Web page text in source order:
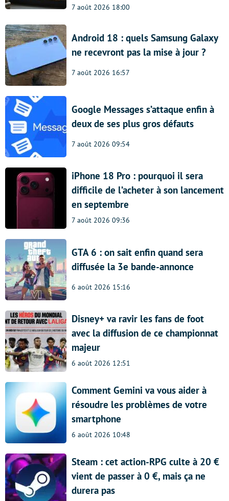
7 août 2026 18:00
Android 18 : quels Samsung Galaxy
ne recevront pas la mise à jour ?
7 août 2026 16:57
Google Messages s’attaque enfin à
deux de ses plus gros défauts
7 août 2026 09:54
iPhone 18 Pro : pourquoi il sera
difficile de l’acheter à son lancement
en septembre
7 août 2026 09:36
GTA 6 : on sait enfin quand sera
diffusée la 3e bande-annonce
6 août 2026 15:16
Disney+ va ravir les fans de foot
avec la diffusion de ce championnat
majeur
6 août 2026 12:51
Comment Gemini va vous aider à
résoudre les problèmes de votre
smartphone
6 août 2026 10:48
Steam : cet action-RPG culte à 20 €
vient de passer à 0 €, mais ça ne
durera pas